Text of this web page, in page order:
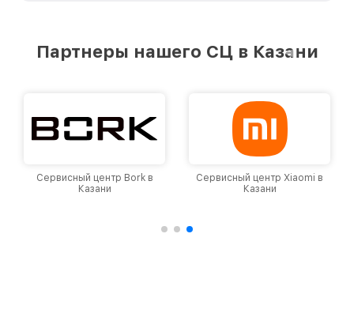
Казани, постоянно повышая уровень доверия
Партнеры нашего СЦ в Казани
Сервисный центр Bork в
Казани
Сервисный центр Xiaomi в
Казани